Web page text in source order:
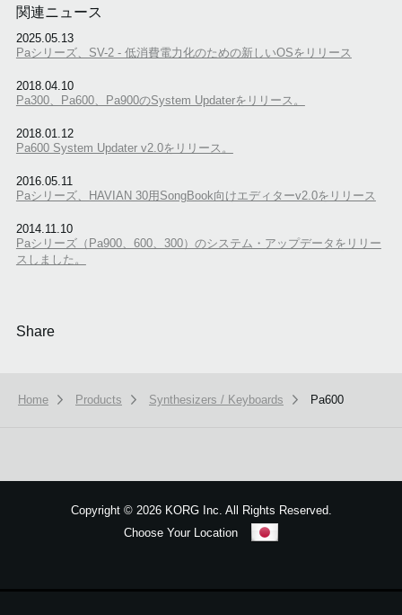
関連ニュース
2025.05.13
Paシリーズ、SV-2 - 低消費電力化のための新しいOSをリリース
2018.04.10
Pa300、Pa600、Pa900のSystem Updaterをリリース。
2018.01.12
Pa600 System Updater v2.0をリリース。
2016.05.11
Paシリーズ、HAVIAN 30用SongBook向けエディターv2.0をリリース
2014.11.10
Paシリーズ（Pa900、600、300）のシステム・アップデータをリリー
スしました。
Share
Home Products Synthesizers / Keyboards Pa600
Copyright ©2026 KORG Inc. All Rights Reserved.
Choose Your Location
ービスを提供するために、cookieを使用しています。詳しい説明はこち